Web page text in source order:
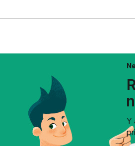
Y